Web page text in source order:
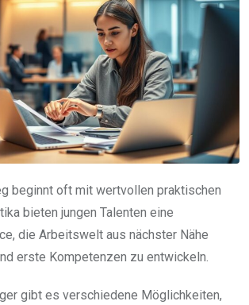
beginnt oft mit wertvollen praktischen
bieten jungen Talenten eine
die Arbeitswelt aus nächster Nähe
erste Kompetenzen zu entwickeln.
gibt es verschiedene Möglichkeiten,